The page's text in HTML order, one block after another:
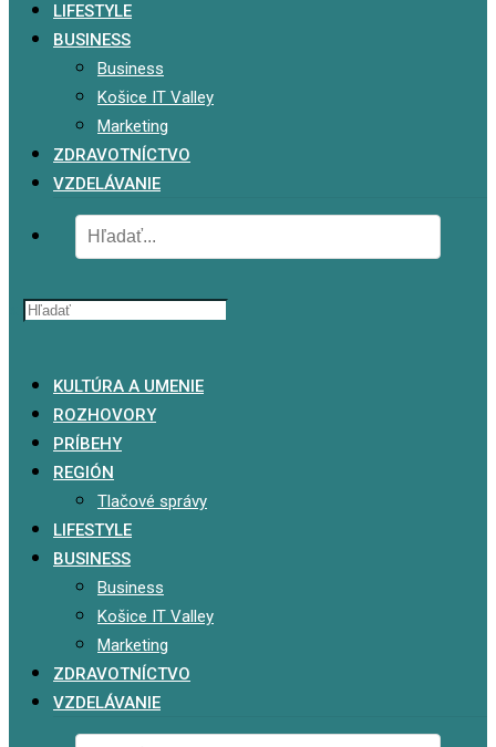
LIFESTYLE
BUSINESS
Business
Košice IT Valley
Marketing
ZDRAVOTNÍCTVO
VZDELÁVANIE
KULTÚRA A UMENIE
ROZHOVORY
PRÍBEHY
REGIÓN
Tlačové správy
LIFESTYLE
BUSINESS
Business
Košice IT Valley
Marketing
ZDRAVOTNÍCTVO
VZDELÁVANIE